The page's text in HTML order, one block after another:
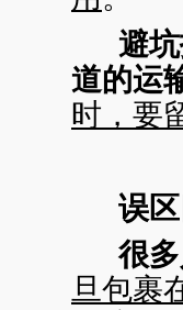
避坑
道的运
时，要
误
很
旦包裹